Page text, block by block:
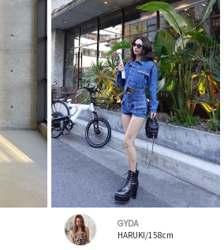
GYDA
HARUKI/158cm